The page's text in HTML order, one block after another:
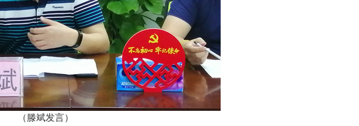
（滕斌发言）